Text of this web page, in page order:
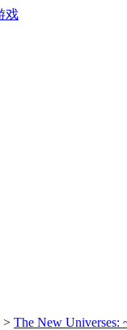
> The New Universes: